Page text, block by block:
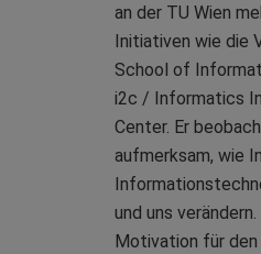
an der TU Wien
Initiativen wie die
School of
i2c / Informatics
Center. Er
aufmerksam, wie
und uns
Motivation für